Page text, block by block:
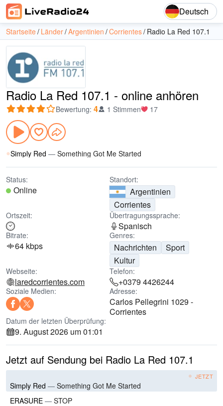
Deutsch
Startseite Länder Argentinien Corrientes Radio La Red 107.1
Radio La Red 107.1 - online anhören
Bewertung: 4 1 Stimmen 17
Simply Red — Something Got Me Started
Status:
Online
Standort:
Argentinien
Corrientes
Ortszeit: Übertragungssprache:
Spanisch
Bitrate:
64 kbps
Genres:
Nachrichten
Sport
Kultur
Webseite:
laredcorrientes.com
Telefon:
+0379 4426244
Soziale Medien: Adresse:
Carlos Pellegrini 1029 -
Corrientes
Datum der letzten Überprüfung:
9. August 2026 um 01:01
Jetzt auf Sendung bei Radio La Red 107.1
JETZT
Simply Red — Something Got Me Started
ERASURE — STOP